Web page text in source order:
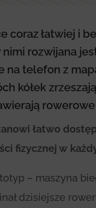
coraz łatwiej i
nimi rozwijana
na telefon z
kółek
łatwo
fizycznej w
– maszyna
dzisiejsze